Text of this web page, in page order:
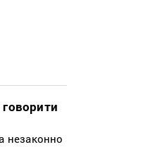
говорити
незаконно